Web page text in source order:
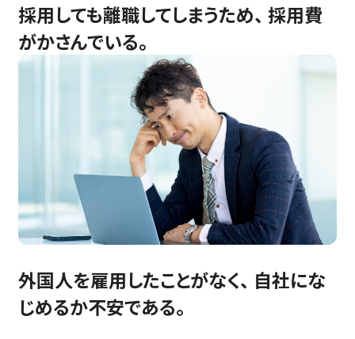
採用しても離職してしまうため、 採用費
がかさんでいる。
外国人を雇用したことがなく、 自社にな
じめるか不安である。